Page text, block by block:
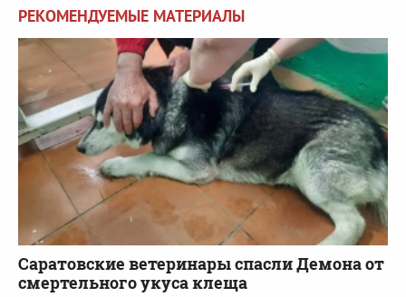
РЕКОМЕНДУЕМЫЕ МАТЕРИАЛЫ
Саратовские ветеринары спасли Демона от
смертельного укуса клеща